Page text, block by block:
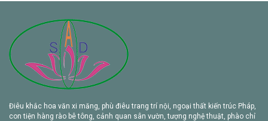
Điêu khắc hoa văn xi măng, phù điêu trang trí nội, ngoại thất kiến trúc Pháp,
con tiện hàng rào bê tông, cảnh quan sân vườn, tượng nghệ thuật, phào chỉ